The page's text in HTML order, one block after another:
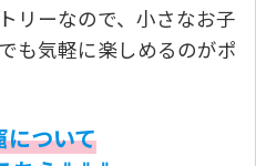
リーなので、小さなお子
も気軽に楽しめるのがポ
について